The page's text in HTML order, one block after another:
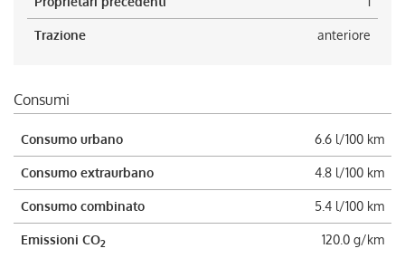
Trazione anteriore
Consumi
Consumo urbano 6.6 l/100 km
Consumo extraurbano 4.8 l/100 km
Consumo combinato 5.4 l/100 km
Emissioni CO2 120.0 g/km